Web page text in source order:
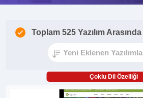
Toplam 525 Yazılım Arasında
Çoklu Dil Özelliği